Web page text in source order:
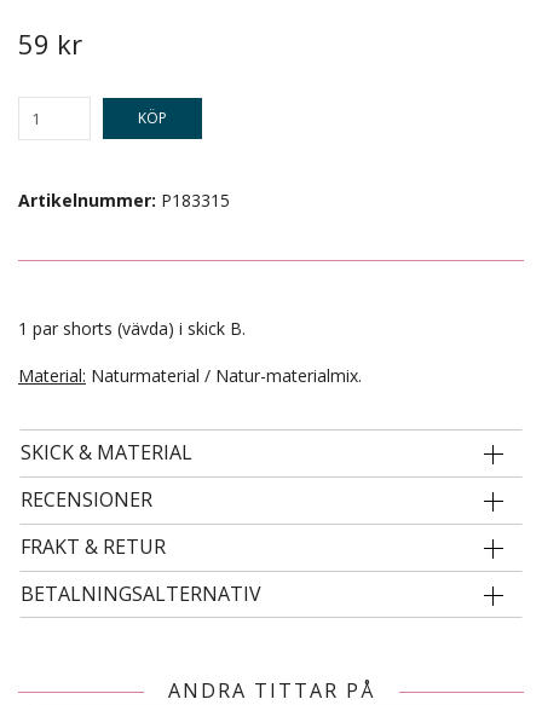
59 kr
KÖP
Artikelnummer: P183315
1 par shorts (vävda) i skick B.
Material: Naturmaterial / Natur-materialmix.
SKICK & MATERIAL
RECENSIONER
FRAKT & RETUR
BETALNINGSALTERNATIV
ANDRA TITTAR PÅ